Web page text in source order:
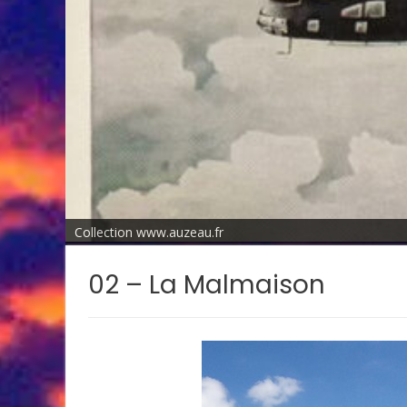
Collection www.auzeau.fr
02 – La Malmaison